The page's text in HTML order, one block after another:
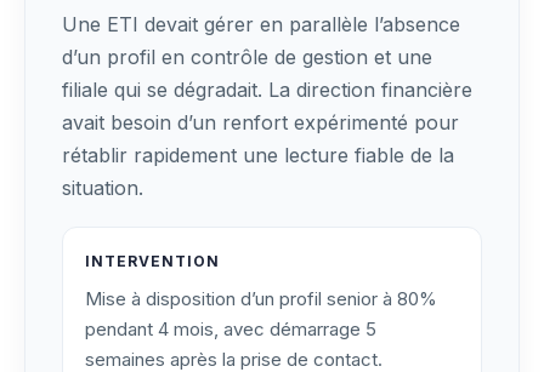
Une ETI devait gérer en parallèle l’absence
d’un profil en contrôle de gestion et une
filiale qui se dégradait. La direction financière
avait besoin d’un renfort expérimenté pour
rétablir rapidement une lecture fiable de la
situation.
INTERVENTION
Mise à disposition d’un profil senior à 80%
pendant 4 mois, avec démarrage 5
semaines après la prise de contact.